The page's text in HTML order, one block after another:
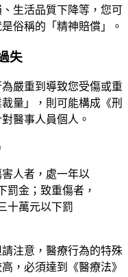
生活品質下降等，您可
俗稱的「精神賠償」。
失
嚴重到導致您受傷或重
量」，則可能構成《刑
醫事人員個人。
害人者，處一年以
罰金；致重傷者，
十萬元以下罰
注意，醫療行為的特殊
，必須達到《醫療法》